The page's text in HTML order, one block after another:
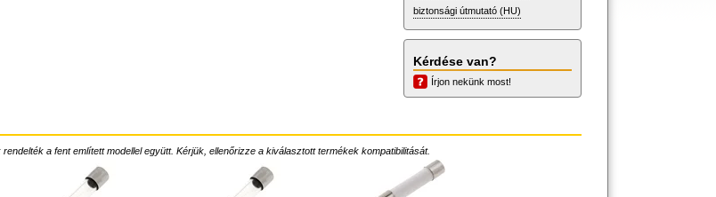
biztonsági útmutató (HU)
Kérdése van?
Írjon nekünk most!
a fent említett modellel együtt. Kérjük, ellenőrizze a kiválasztott termékek kompatibilitását.